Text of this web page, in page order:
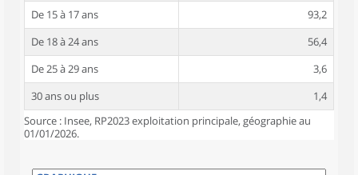
De 15 à 17 ans
93,2
De 18 à 24 ans
56,4
De 25 à 29 ans
3,6
30 ans ou plus
1,4
Source : Insee, RP2023 exploitation principale, géographie au
01/01/2026.